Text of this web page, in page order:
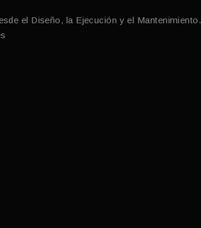
el Diseño, la Ejecución y el Mantenimiento.